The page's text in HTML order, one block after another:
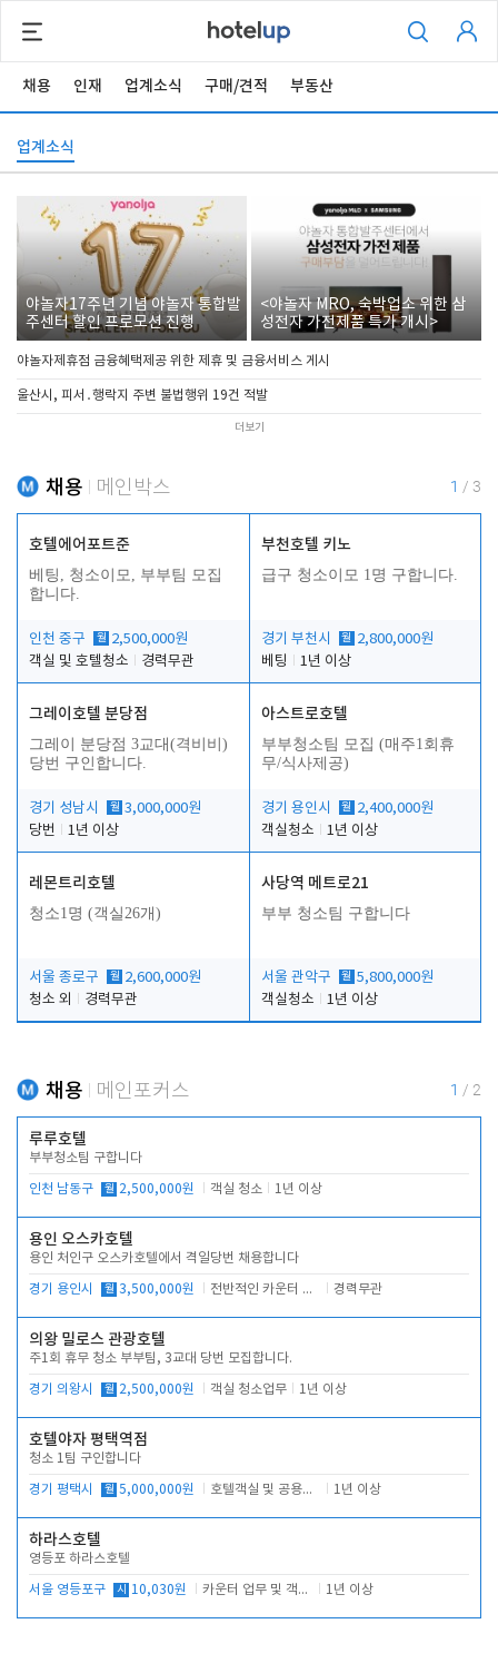
채용 인재 업계소식 구매/견적 부동산
업계소식
야놀자17주년 기념 야놀자 통합발
주센터 할인 프로모션 진행
<야놀자 MRO, 숙박업소 위한 삼
성전자 가전제품 특가 개시>
야놀자제휴점 금융혜택제공 위한 제휴 및 금융서비스 게시
울산시, 피서․행락지 주변 불법행위 19건 적발
더보기
채용 메인박스 1 / 3
호텔에어포트준
베팅, 청소이모, 부부팀 모집
합니다.
인천 중구 월 2,500,000원
객실 및 호텔청소
경력무관
부천호텔 키노
급구 청소이모 1명 구합니다.
경기 부천시 월 2,800,000원
베팅
1년 이상
그레이호텔 분당점
그레이 분당점 3교대(격비비)
당번 구인합니다.
경기 성남시 월 3,000,000원
당번
1년 이상
아스트로호텔
부부청소팀 모집 (매주1회휴
무/식사제공)
경기 용인시 월 2,400,000원
객실청소
1년 이상
레몬트리호텔
청소1명 (객실26개)
서울 종로구 월 2,600,000원
청소 외
경력무관
사당역 메트로21
부부 청소팀 구합니다
서울 관악구 월 5,800,000원
객실청소
1년 이상
채용 메인포커스 1 / 2
루루호텔
부부청소팀 구합니다
인천 남동구 월 2,500,000원 객실 청소 1년 이상
용인 오스카호텔
용인 처인구 오스카호텔에서 격일당번 채용합니다
경기 용인시 월 3,500,000원 전반적인 카운터 업무 경력무관
의왕 밀로스 관광호텔
주1회 휴무 청소 부부팀, 3교대 당번 모집합니다.
경기 의왕시 월 2,500,000원 객실 청소업무 1년 이상
호텔야자 평택역점
청소 1팀 구인합니다
경기 평택시 월 5,000,000원 호텔객실 및 공용시설 청소 관리 1년 이상
하라스호텔
영등포 하라스호텔
서울 영등포구 시 10,030원 카운터 업무 및 객실관리(청소상태 확인, 객실판매) 1년 이상